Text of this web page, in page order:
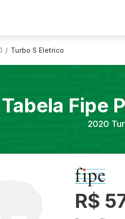
/ Turbo S Eletrico
Tabela Fipe
2020
R$